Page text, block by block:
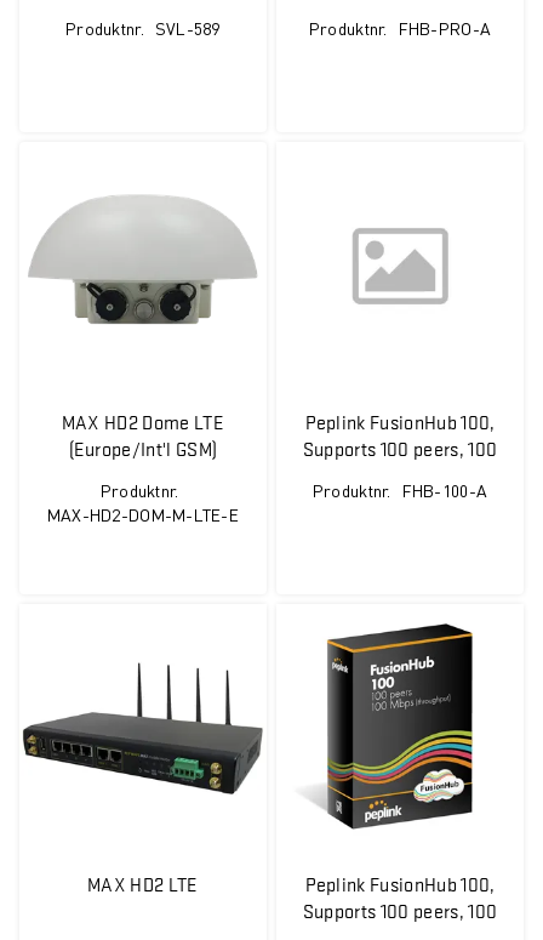
Produktnr. SVL-589 Produktnr. FHB-PRO-A
MAX HD2 Dome LTE
(Europe/Int'l GSM)
Produktnr.
MAX-HD2-DOM-M-LTE-E
Peplink FusionHub 100,
Supports 100 peers, 100
Produktnr. FHB-100-A
MAX HD2 LTE
Peplink FusionHub 100,
Supports 100 peers, 100